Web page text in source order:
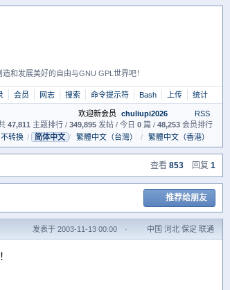
和发展美好的自由与GNU GPL世界吧！
会员 网志 搜索 命令提示符 Bash 上传 统计
欢迎新会员 chuliupi2026
RSS
47,811 主题排行 / 349,895 发帖 / 今日 0 篇 / 48,253 会员排行
不转换 / 简体中文 / 繁體中文（台灣） / 繁體中文（香港）
查看 853 回复 1
推荐给朋友
发表于 2003-11-13 00:00 · 中国 河北 保定 联通